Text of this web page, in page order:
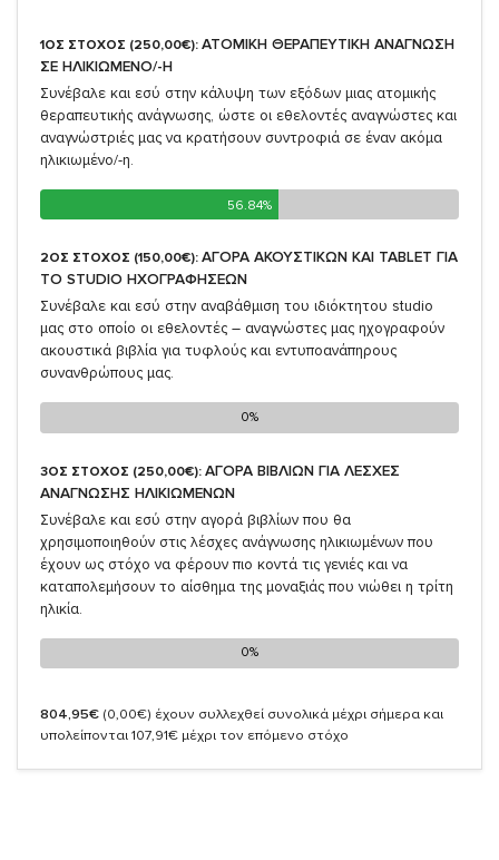
1ΟΣ ΣΤΟΧΟΣ (250,00€): ΑΤΟΜΙΚΗ ΘΕΡΑΠΕΥΤΙΚΗ ΑΝΑΓΝΩΣΗ
ΣΕ ΗΛΙΚΙΩΜΕΝΟ/-Η
Συνέβαλε και εσύ στην κάλυψη των εξόδων μιας ατομικής
θεραπευτικής ανάγνωσης, ώστε οι εθελοντές αναγνώστες και
αναγνώστριές μας να κρατήσουν συντροφιά σε έναν ακόμα
ηλικιωμένο/-η.
56.84%
56.84%
2ΟΣ ΣΤΟΧΟΣ (150,00€): ΑΓΟΡΑ ΑΚΟΥΣΤΙΚΩΝ ΚΑΙ TABLET ΓΙΑ
TO STUDIO ΗΧΟΓΡΑΦΗΣΕΩΝ
Συνέβαλε και εσύ στην αναβάθμιση του ιδιόκτητου studio
μας στο οποίο οι εθελοντές – αναγνώστες μας ηχογραφούν
ακουστικά βιβλία για τυφλούς και εντυποανάπηρους
συνανθρώπους μας.
0%
0%
3ΟΣ ΣΤΟΧΟΣ (250,00€): ΑΓΟΡΑ ΒΙΒΛΙΩΝ ΓΙΑ ΛΕΣΧΕΣ
ΑΝΑΓΝΩΣΗΣ ΗΛΙΚΙΩΜΕΝΩΝ
Συνέβαλε και εσύ στην αγορά βιβλίων που θα
χρησιμοποιηθούν στις λέσχες ανάγνωσης ηλικιωμένων που
έχουν ως στόχο να φέρουν πιο κοντά τις γενιές και να
καταπολεμήσουν το αίσθημα της μοναξιάς που νιώθει η τρίτη
ηλικία.
0%
0%
804,95€ (0,00€) έχουν συλλεχθεί συνολικά μέχρι σήμερα και
υπολείπονται 107,91€ μέχρι τον επόμενο στόχο